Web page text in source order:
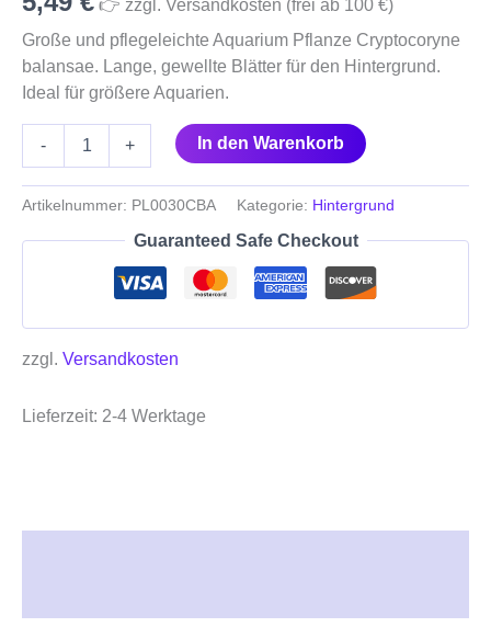
👉 zzgl. Versandkosten (frei ab 100 €)
Große und pflegeleichte Aquarium Pflanze Cryptocoryne
balansae. Lange, gewellte Blätter für den Hintergrund.
Ideal für größere Aquarien.
- + In den Warenkorb
Artikelnummer: PL0030CBA Kategorie: Hintergrund
Guaranteed Safe Checkout
zzgl. Versandkosten
Lieferzeit: 2-4 Werktage